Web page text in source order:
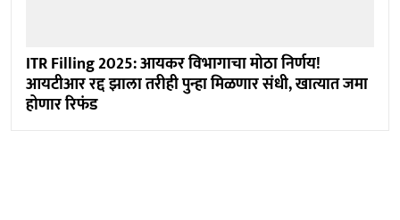
ITR Filling 2025: आयकर विभागाचा मोठा निर्णय!
आयटीआर रद्द झाला तरीही पुन्हा मिळणार संधी, खात्यात जमा
होणार रिफंड